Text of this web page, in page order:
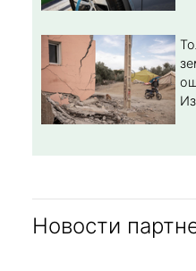
Новости